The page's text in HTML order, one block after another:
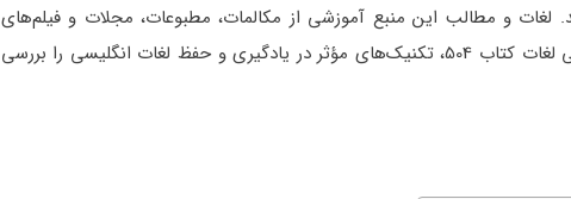
لغات و مطالب این منبع آموزشی از مکالمات، مطبوعات، مجلات و فیلم‌های
انگلیسی انتخاب شده است. در این مقاله قصد داریم علاوه بر معرفی لغات کتاب 504، تکنیک‌های مؤثر در یادگیری و حفظ لغات انگلیسی را بررسی